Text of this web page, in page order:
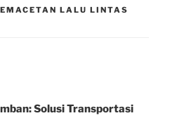
LALU LINTAS
Solusi Transportasi